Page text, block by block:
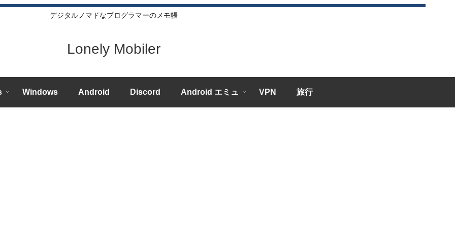
デジタルノマドなプログラマーのメモ帳
Lonely Mobiler
Windows Android Discord Android エミュ VPN 旅行